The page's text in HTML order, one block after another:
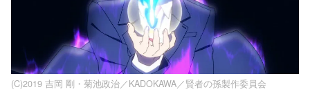
(C)2019 吉岡 剛・菊池政治／KADOKAWA／賢者の孫製作委員会